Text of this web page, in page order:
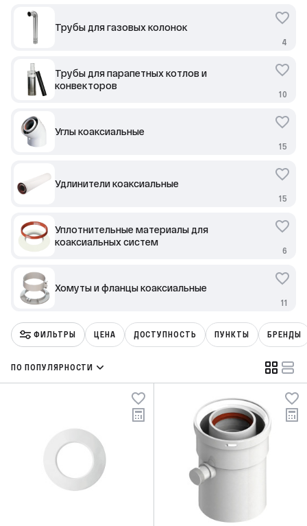
Трубы для газовых колонок
4
Трубы для парапетных котлов и
конвекторов
10
Углы коаксиальные
15
Удлинители коаксиальные
15
Уплотнительные материалы для
коаксиальных систем
6
Хомуты и фланцы коаксиальные
11
ФИЛЬТРЫ ЦЕНА ДОСТУПНОСТЬ ПУНКТЫ БРЕНДЫ
ПО ПОПУЛЯРНОСТИ